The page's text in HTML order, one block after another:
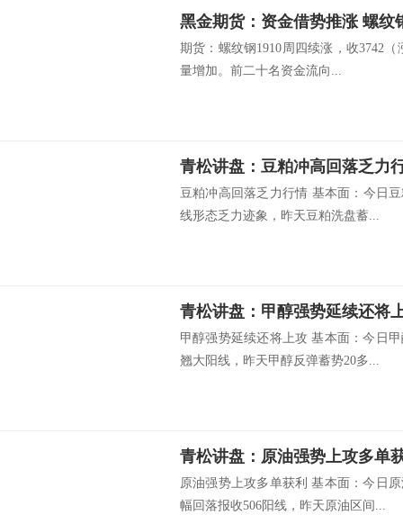
黑金期货：资金借势推涨 螺纹
期货：螺纹钢1910周四续涨，收3742
量增加。前二十名资金流向...
青松讲盘：豆粕冲高回落乏力
豆粕冲高回落乏力行情 基本面：今日
线形态乏力迹象，昨天豆粕洗盘蓄...
青松讲盘：甲醇强势延续还将
甲醇强势延续还将上攻 基本面：今日
翘大阳线，昨天甲醇反弹蓄势20多...
青松讲盘：原油强势上攻多单
原油强势上攻多单获利 基本面：今日
幅回落报收506阳线，昨天原油区间...